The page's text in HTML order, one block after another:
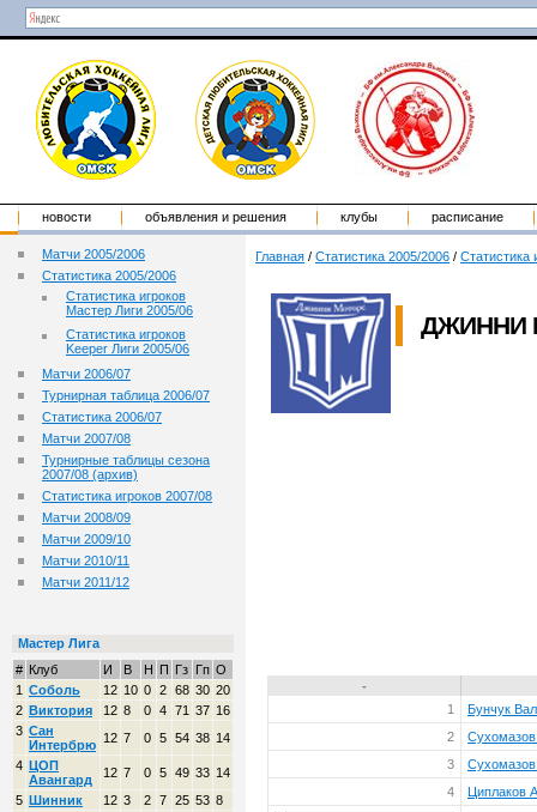
новости объявления и решения клубы расписание
Матчи 2005/2006
Статистика 2005/2006
Статистика игроков
Мастер Лиги 2005/06
Статистика игроков
Keeper Лиги 2005/06
Матчи 2006/07
Турнирная таблица 2006/07
Статистика 2006/07
Матчи 2007/08
Турнирные таблицы сезона
2007/08 (архив)
Статистика игроков 2007/08
Матчи 2008/09
Матчи 2009/10
Матчи 2010/11
Матчи 2011/12
Мастер Лига
# Клуб И В Н П Гз Гп О
1 Соболь 12 10 0 2 68 30 20
2 Виктория 12 8 0 4 71 37 16
3 Сан
Интербрю 12 7 0 5 54 38 14
4 ЦОП
Авангард
12 7 0 5 49 33 14
5 Шинник 12 3 2 7 25 53 8
Главная / Статистика 2005/2006 / Статистика
ДЖИННИ
-
1
Бунчук
2
Сухомазов
3
Сухомазов
4
Циплаков